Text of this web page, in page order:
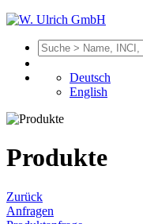
Deutsch
English
Produkte
Zurück
Anfragen